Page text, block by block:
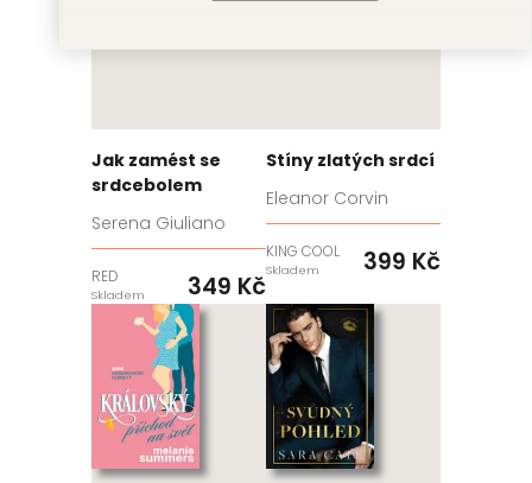
Jak zamést se
srdcebolem
Serena Giuliano
RED
Skladem 349 Kč
Stíny zlatých srdcí
Eleanor Corvin
KING COOL
Skladem 399 Kč